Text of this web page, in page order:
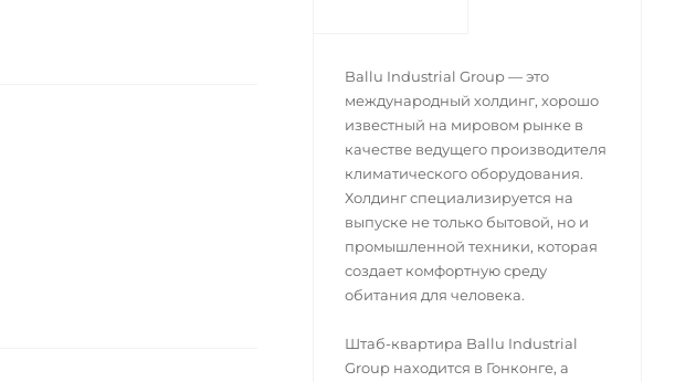
Ballu Industrial Group — это
международный холдинг, хорошо
известный на мировом рынке в
качестве ведущего производителя
климатического оборудования.
Холдинг специализируется на
выпуске не только бытовой, но и
промышленной техники, которая
создает комфортную среду
обитания для человека.
Штаб-квартира Ballu Industrial
Group находится в Гонконге, а